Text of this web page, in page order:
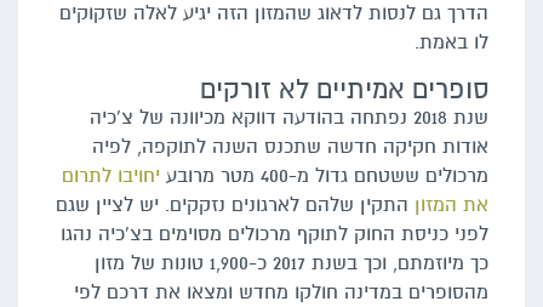
הדרך גם לנסות לדאוג שהמזון הזה יגיע לאלה שזקוקים
לו באמת.
סופרים אמיתיים לא זורקים
שנת 2018 נפתחה בהודעה דווקא מכיוונה של צ'כיה
אודות חקיקה חדשה שתכנס השנה לתוקפה, לפיה
מרכולים ששטחם גדול מ-400 מטר מרובע
יחויבו לתרום
את המזון התקין שלהם לארגונים נזקקים. יש לציין שגם
לפני כניסת החוק לתוקף מרכולים מסוימים בצ'כיה נהגו
כך מיוזמתם, וכך בשנת 2017 כ-1,900 טונות של מזון
מהסופרים במדינה חולקו מחדש ומצאו את דרכם לפי